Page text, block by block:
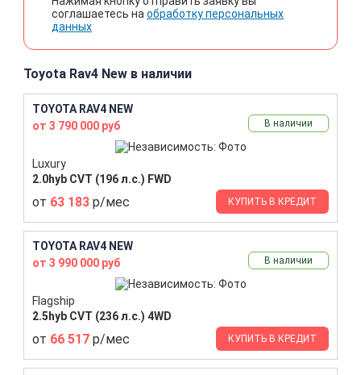
соглашаетесь на обработку персональных
данных
Toyota Rav4 New в наличии
TOYOTA RAV4 NEW
от 3 790 000 руб
В наличии
Luxury
2.0hyb CVT (196 л.с.) FWD
от 63 183 р/мес КУПИТЬ В КРЕДИТ
TOYOTA RAV4 NEW
от 3 990 000 руб
В наличии
Flagship
2.5hyb CVT (236 л.с.) 4WD
от 66 517 р/мес КУПИТЬ В КРЕДИТ